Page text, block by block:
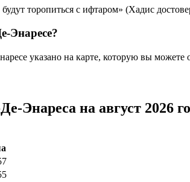
торопиться с ифтаром» (Хадис
Энаресе?
указано на карте, которую вы можете
Энареса на август 2026